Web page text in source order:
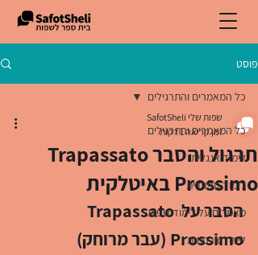
פוסט
כל המאמרים והתרגילים
לימוד אנגלית
לימוד ספרדית
מאמרים על לימוד שפות
לימוד צרפתית
כל המאמרים והתרגילים
תרגול והסבר Trapassato
Prossimo באיטלקית
שפות שלי SafotSheli
זמן קריאה 1 דקות
הסבר על Trapassato
Prossimo (עבר מרוחק)